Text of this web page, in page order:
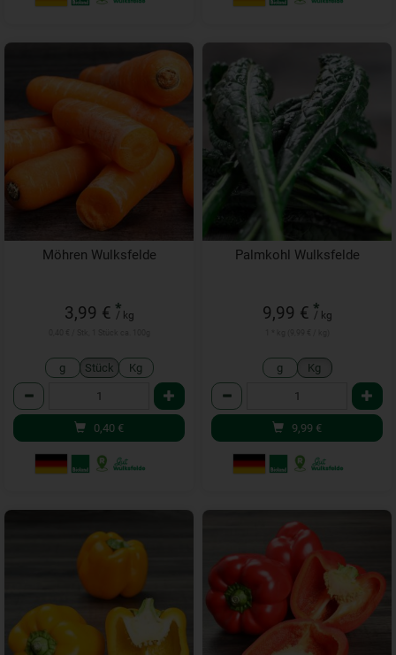
Möhren Wulksfelde
3,99 € *
/ kg
g Stück Kg
Anzahl
0,40 €
Palmkohl Wulksfelde
9,99 € *
/ kg
g Kg
Anzahl
9,99 €